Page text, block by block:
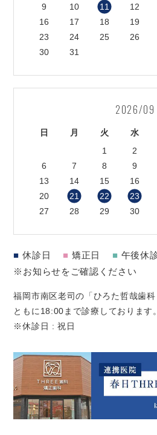
9
10 11 12
16
17 18 19
23
24 25 26
30
31
2026/09
日 月 火 水
1
2
6
7 8 9
13
14 15 16
20
21 22 23
27
28 29 30
■ 休診日 ■ 矯正日 ■ 午後休
※お知らせをご確認ください
福岡市南区老司の「ひろた哲哉歯
ともに18:00まで診療しております。
※休診日 : 祝日